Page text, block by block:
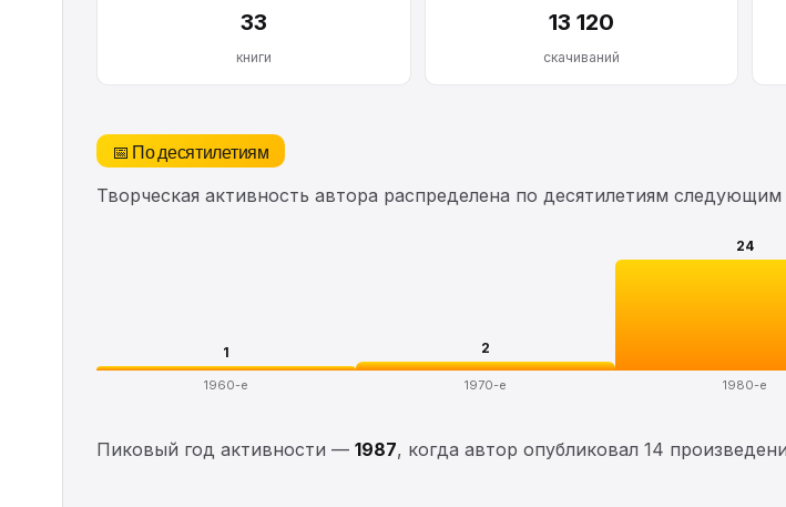
33
книги
13 120
скачиваний
📅 По десятилетиям
Творческая активность автора распределена по десятилетиям следующим
1
1960-е
2
1970-е
24
1980-е
Пиковый год активности — 1987, когда автор опубликовал 14